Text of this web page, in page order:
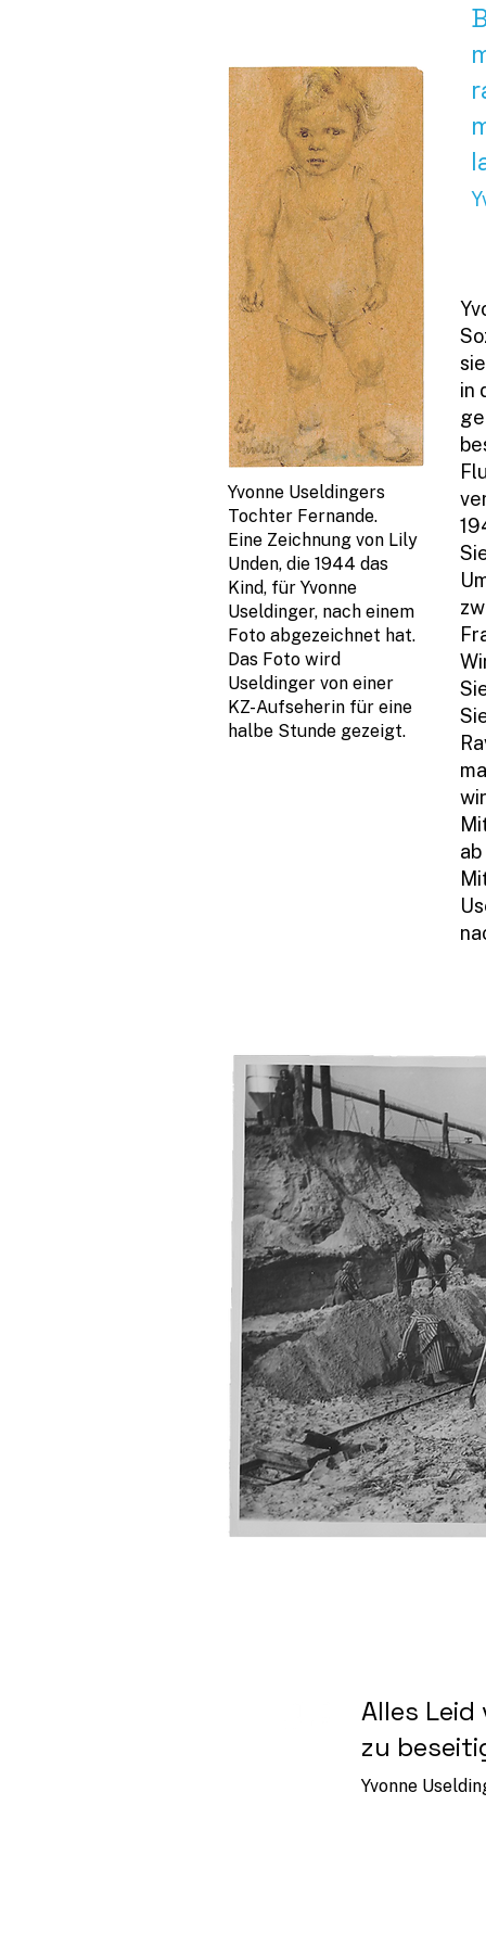
Yvonne Useldingers
Tochter Fernande.
Eine Zeichnung von Lily
Unden, die 1944 das
Kind, für Yvonne
Useldinger, nach einem
Foto abgezeichnet hat.
Das Foto wird
Useldinger von einer
KZ-Aufseherin für eine
halbe Stunde gezeigt.
in
Alles
zu
Yvonne